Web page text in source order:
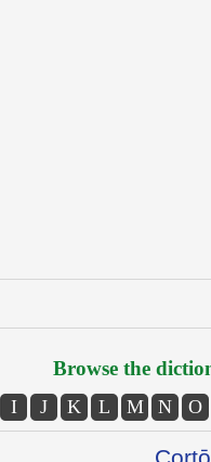
Browse the
I J K L M N O